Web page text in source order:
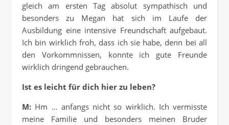
gleich am ersten Tag absolut sympathisch und
besonders zu Megan hat sich im Laufe der
Ausbildung eine intensive Freundschaft aufgebaut.
Ich bin wirklich froh, dass ich sie habe, denn bei all
den Vorkommnissen, konnte ich gute Freunde
wirklich dringend gebrauchen.
Ist es leicht für dich hier zu leben?
M: Hm … anfangs nicht so wirklich. Ich vermisste
meine Familie und besonders meinen Bruder